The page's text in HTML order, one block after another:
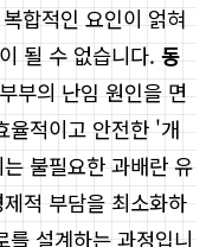
합적인 요인이 얽혀
될 수 없습니다. 동
부의 난임 원인을 면
율적이고 안전한 '개
불필요한 과배란 유
적 부담을 최소화하
설계하는 과정입니